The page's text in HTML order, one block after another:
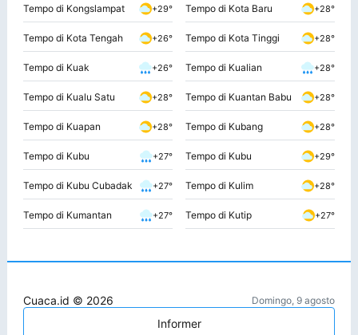
Tempo di Kongslampat +29° Tempo di Kota Baru +28°
Tempo di Kota Tengah +26° Tempo di Kota Tinggi +28°
Tempo di Kuak +26° Tempo di Kualian +28°
Tempo di Kualu Satu +28° Tempo di Kuantan Babu +28°
Tempo di Kuapan +28° Tempo di Kubang +28°
Tempo di Kubu +27° Tempo di Kubu +29°
Tempo di Kubu Cubadak +27° Tempo di Kulim +28°
Tempo di Kumantan +27° Tempo di Kutip +27°
Cuaca.id © 2026 Domingo, 9 agosto
Informer